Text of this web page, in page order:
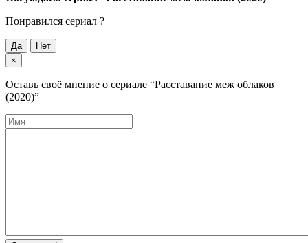
Понравился cериал ?
Да
Нет
×
Оставь своё мнение о cериале “Расставание меж облаков
(2020)”